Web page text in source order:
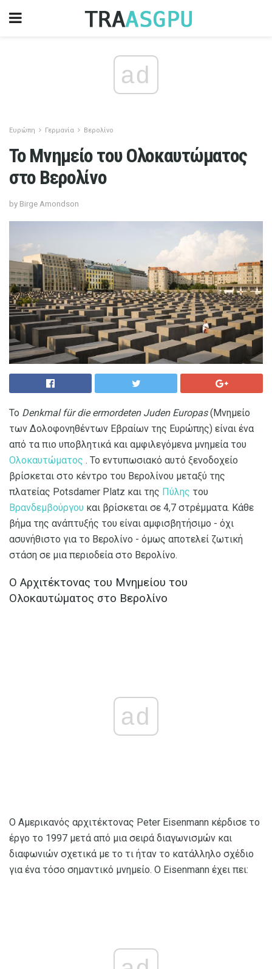
ad
Ευρώπη Γερμανία Βερολίνο
Το Μνημείο του Ολοκαυτώματος
στο Βερολίνο
by Birge Amondson
Το Denkmal für die ermordeten Juden Europas(Μνημείο
των Δολοφονηθέντων Εβραίων της Ευρώπης) είναι ένα
από τα πιο υποβλητικά και αμφιλεγόμενα μνημεία του
Ολοκαυτώματος . Το εντυπωσιακό αυτό ξενοδοχείο
βρίσκεται στο κέντρο του Βερολίνου μεταξύ της
πλατείας Potsdamer Platz και της Πύλης του
Βρανδεμβούργου και βρίσκεται σε 4,7 στρέμματα. Κάθε
βήμα της ανάπτυξής του είναι αμφισβητήσιμο - όχι
ασυνήθιστο για το Βερολίνο - όμως αποτελεί ζωτική
στάση σε μια περιοδεία στο Βερολίνο.
Ο Αρχιτέκτονας του Μνημείου του
Ολοκαυτώματος στο Βερολίνο
ad
Ο Αμερικανός αρχιτέκτονας Peter Eisenmann κέρδισε το
έργο το 1997 μετά από μια σειρά διαγωνισμών και
διαφωνιών σχετικά με το τι ήταν το κατάλληλο σχέδιο
για ένα τόσο σημαντικό μνημείο. Ο Eisenmann έχει πει: